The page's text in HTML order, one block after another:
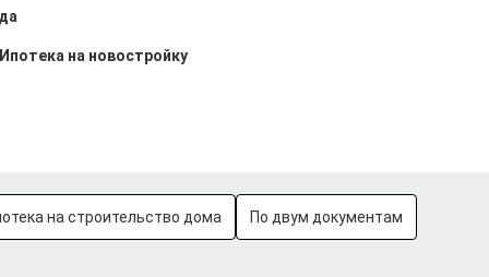
Ипотека на новостройку
на строительство дома По двум документам